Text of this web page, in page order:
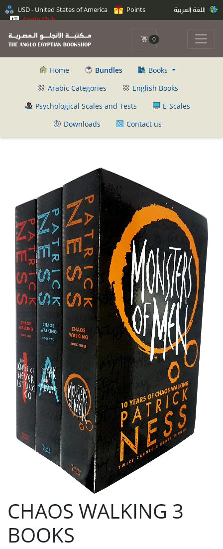
USD - United States of America
Points
Anglo Club
0
Home Bundles
Books
Arabic Categories
English Books
Psychological Scales and Tests
E-Scales
Downloads
Contact us
CHAOS WALKING 3
BOOKS